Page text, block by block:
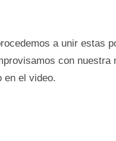
a unir estas
con nuestra
en el video.